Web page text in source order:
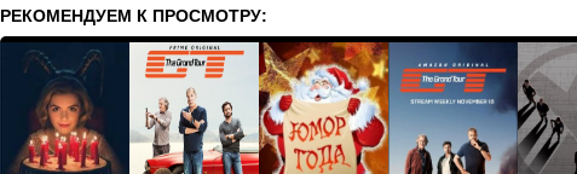
РЕКОМЕНДУЕМ К ПРОСМОТРУ: